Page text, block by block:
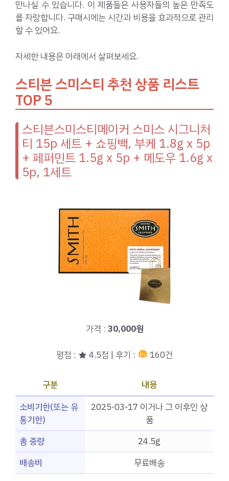
만나실 수 있습니다. 이 제품들은 사용자들의 높은 만족도
를 자랑합니다. 구매시에는 시간과 비용을 효과적으로 관리
할 수 있어요.
자세한 내용은 아래에서 살펴보세요.
스티븐 스미스티 추천 상품 리스트
TOP 5
스티븐스미스티메이커 스미스 시그니처
티 15p 세트 + 쇼핑백, 부케 1.8g x 5p
+ 페퍼민트 1.5g x 5p + 메도우 1.6g x
5p, 1세트
가격 : 30,000원
평점 : ★ 4.5점 | 후기 : 160건
구분
내용
소비기한(또는 유
통기한)
2025-03-17 이거나 그 이후인 상
품
총 중량
24.5g
배송비
무료배송